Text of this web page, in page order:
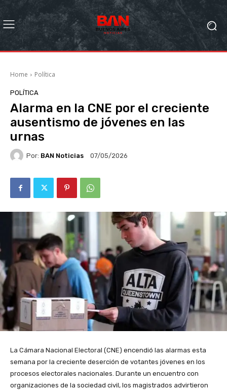
Home Política
POLÍTICA
Alarma en la CNE por el creciente
ausentismo de jóvenes en las
urnas
Por: BAN Noticias 07/05/2026
La Cámara Nacional Electoral (CNE) encendió las alarmas esta
semana por la creciente deserción de votantes jóvenes en los
procesos electorales nacionales. Durante un encuentro con
organizaciones de la sociedad civil, los magistrados advirtieron